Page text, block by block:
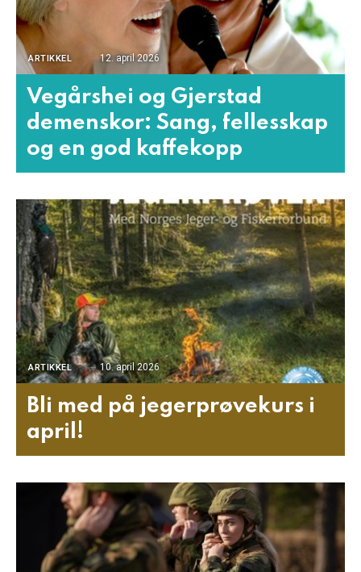
ARTIKKEL 12. april 2026
Vegårshei og Gjerstad
demenskor: Sang, fellesskap
og en god kaffekopp
ARTIKKEL 10. april 2026
Bli med på jegerprøvekurs i
april!